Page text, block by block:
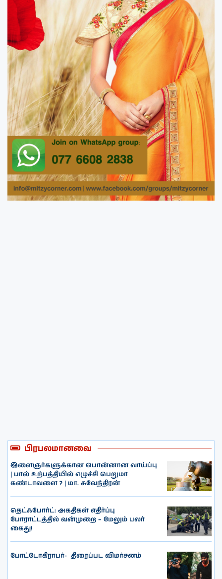
பிரபலமானவை
இளைஞர்களுக்கான பொன்னான வாய்ப்பு
| பால் உற்பத்தியில் எழுச்சி பெறுமா
கண்டாவளை ? | மா. சுவேந்திரன்
தெட்ஃபோர்ட்: அகதிகள் எதிர்ப்பு
போராட்டத்தில் வன்முறை – மேலும் பலர்
கைது!
போட்டோகிராபர்- ‌ திரைப்பட விமர்சனம்